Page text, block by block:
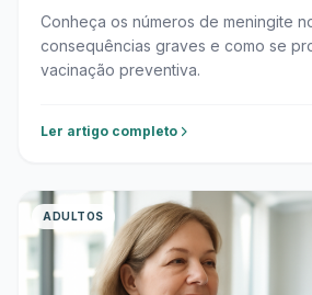
Conheça os números de meningite
consequências graves e como se
vacinação preventiva.
Ler artigo completo
ADULTOS